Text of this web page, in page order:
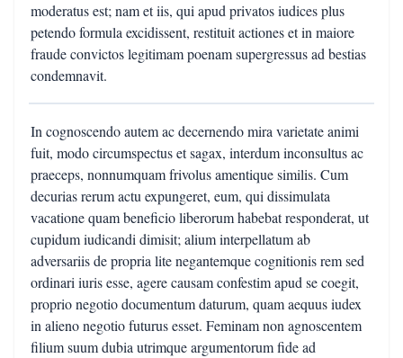
moderatus est; nam et iis, qui apud privatos iudices plus
petendo formula excidissent, restituit actiones et in maiore
fraude convictos legitimam poenam supergressus ad bestias
condemnavit.
In cognoscendo autem ac decernendo mira varietate animi
fuit, modo circumspectus et sagax, interdum inconsultus ac
praeceps, nonnumquam frivolus amentique similis. Cum
decurias rerum actu expungeret, eum, qui dissimulata
vacatione quam beneficio liberorum habebat responderat, ut
cupidum iudicandi dimisit; alium interpellatum ab
adversariis de propria lite negantemque cognitionis rem sed
ordinari iuris esse, agere causam confestim apud se coegit,
proprio negotio documentum daturum, quam aequus iudex
in alieno negotio futurus esset. Feminam non agnoscentem
filium suum dubia utrimque argumentorum fide ad